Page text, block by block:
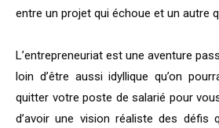
entre un projet qui échoue et un autre
L’entrepreneuriat est une aventure
loin d’être aussi idyllique qu’on
quitter votre poste de salarié pour
d’avoir une vision réaliste des défis